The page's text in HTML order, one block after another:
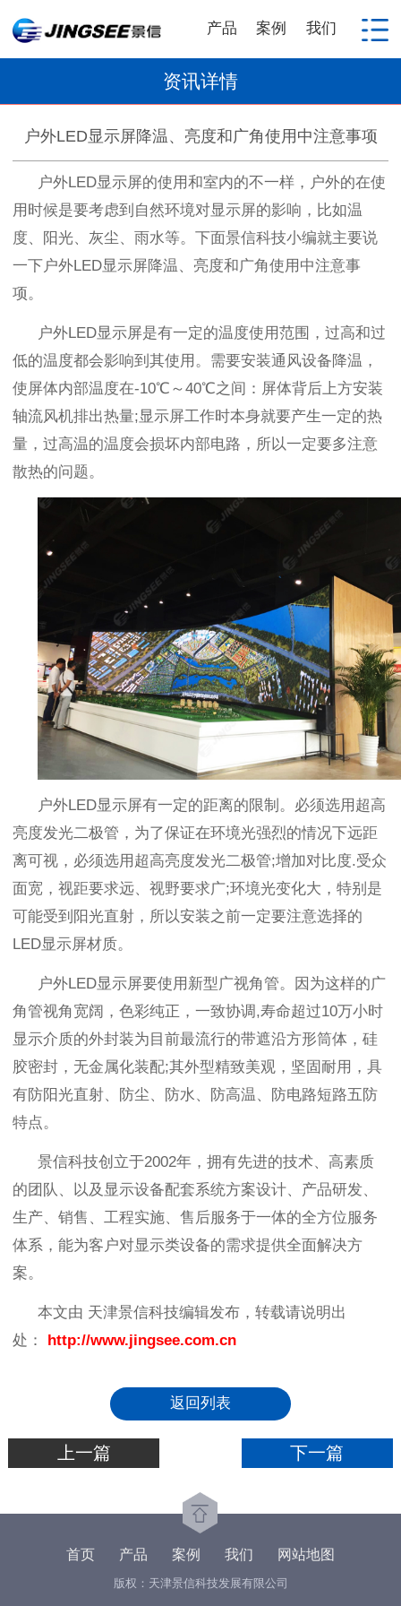
产品 案例 我们
资讯详情
户外LED显示屏降温、亮度和广角使用中注意事项
户外LED显示屏的使用和室内的不一样，户外的在使
用时候是要考虑到自然环境对显示屏的影响，比如温
度、阳光、灰尘、雨水等。下面景信科技小编就主要说
一下户外LED显示屏降温、亮度和广角使用中注意事
项。
户外LED显示屏是有一定的温度使用范围，过高和过
低的温度都会影响到其使用。需要安装通风设备降温，
使屏体内部温度在-10℃～40℃之间：屏体背后上方安装
轴流风机排出热量;显示屏工作时本身就要产生一定的热
量，过高温的温度会损坏内部电路，所以一定要多注意
散热的问题。
户外LED显示屏有一定的距离的限制。必须选用超高
亮度发光二极管，为了保证在环境光强烈的情况下远距
离可视，必须选用超高亮度发光二极管;增加对比度.受众
面宽，视距要求远、视野要求广;环境光变化大，特别是
可能受到阳光直射，所以安装之前一定要注意选择的
LED显示屏材质。
户外LED显示屏要使用新型广视角管。因为这样的广
角管视角宽阔，色彩纯正，一致协调,寿命超过10万小时
显示介质的外封装为目前最流行的带遮沿方形筒体，硅
胶密封，无金属化装配;其外型精致美观，坚固耐用，具
有防阳光直射、防尘、防水、防高温、防电路短路五防
特点。
景信科技创立于2002年，拥有先进的技术、高素质
的团队、以及显示设备配套系统方案设计、产品研发、
生产、销售、工程实施、售后服务于一体的全方位服务
体系，能为客户对显示类设备的需求提供全面解决方
案。
本文由 天津景信科技编辑发布，转载请说明出
处：
http://www.jingsee.com.cn
返回列表
上一篇 下一篇
首页 产品 案例 我们 网站地图
版权：天津景信科技发展有限公司